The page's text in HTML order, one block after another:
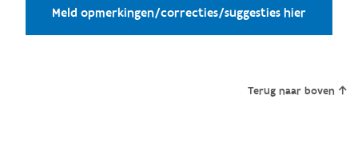
Meld opmerkingen/correcties/suggesties hier
Terug naar boven